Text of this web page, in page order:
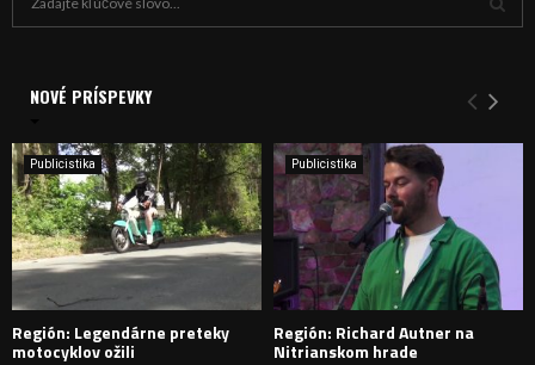
i
e
:
Y
H
D
NOVÉ PRÍSPEVKY
Publicistika
Región: Legendárne preteky
motocyklov ožili
Publicistika
Región: Richard Autner na
Nitrianskom hrade